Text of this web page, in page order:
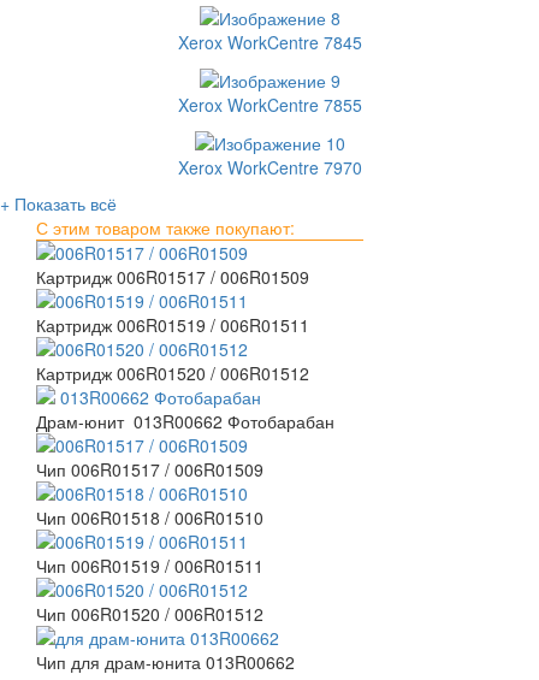
Xerox WorkCentre 7845
Xerox WorkCentre 7855
Xerox WorkCentre 7970
+ Показать всё
С этим товаром также покупают:
Картридж 006R01517 / 006R01509
Картридж 006R01519 / 006R01511
Картридж 006R01520 / 006R01512
Драм-юнит 013R00662 Фотобарабан
Чип 006R01517 / 006R01509
Чип 006R01518 / 006R01510
Чип 006R01519 / 006R01511
Чип 006R01520 / 006R01512
Чип для драм-юнита 013R00662